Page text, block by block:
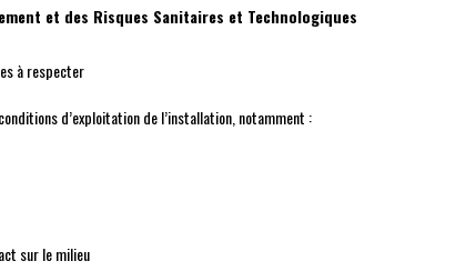
et des Risques Sanitaires et Technologiques
à respecter
d’exploitation de l’installation, notamment :
sur le milieu